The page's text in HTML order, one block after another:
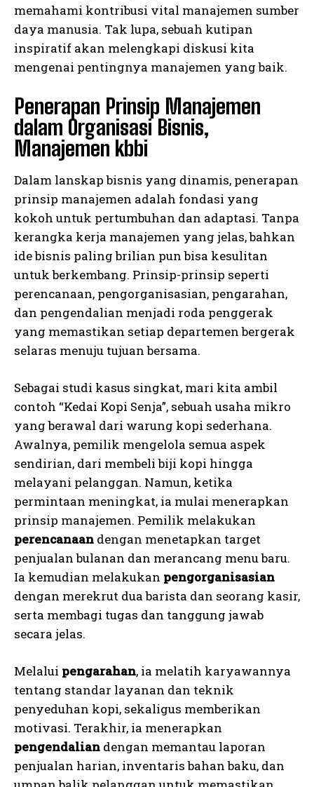
memahami kontribusi vital manajemen sumber
daya manusia. Tak lupa, sebuah kutipan
inspiratif akan melengkapi diskusi kita
mengenai pentingnya manajemen yang baik.
Penerapan Prinsip Manajemen
dalam Organisasi Bisnis,
Manajemen kbbi
Dalam lanskap bisnis yang dinamis, penerapan
prinsip manajemen adalah fondasi yang
kokoh untuk pertumbuhan dan adaptasi. Tanpa
kerangka kerja manajemen yang jelas, bahkan
ide bisnis paling brilian pun bisa kesulitan
untuk berkembang. Prinsip-prinsip seperti
perencanaan, pengorganisasian, pengarahan,
dan pengendalian menjadi roda penggerak
yang memastikan setiap departemen bergerak
selaras menuju tujuan bersama.
Sebagai studi kasus singkat, mari kita ambil
contoh “Kedai Kopi Senja”, sebuah usaha mikro
yang berawal dari warung kopi sederhana.
Awalnya, pemilik mengelola semua aspek
sendirian, dari membeli biji kopi hingga
melayani pelanggan. Namun, ketika
permintaan meningkat, ia mulai menerapkan
prinsip manajemen. Pemilik melakukan
perencanaan dengan menetapkan target
penjualan bulanan dan merancang menu baru.
Ia kemudian melakukan pengorganisasian
dengan merekrut dua barista dan seorang kasir,
serta membagi tugas dan tanggung jawab
secara jelas.
Melalui pengarahan, ia melatih karyawannya
tentang standar layanan dan teknik
penyeduhan kopi, sekaligus memberikan
motivasi. Terakhir, ia menerapkan
pengendalian dengan memantau laporan
penjualan harian, inventaris bahan baku, dan